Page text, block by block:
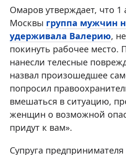
Омаров утверждает, что 1
Москвы группа мужчин
удерживала Валерию,
покинуть рабочее место.
нанесли телесные
назвал произошедшее
попросил
вмешаться в ситуацию,
женщин о возможной
придут к вам».
Супруга